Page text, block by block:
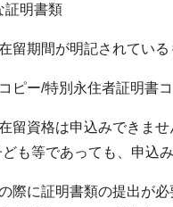
証明書類
留期間が明記されてい
ピー/特別永住者証明書
留資格は申込みできませ
も等であっても、申込
際に証明書類の提出が必